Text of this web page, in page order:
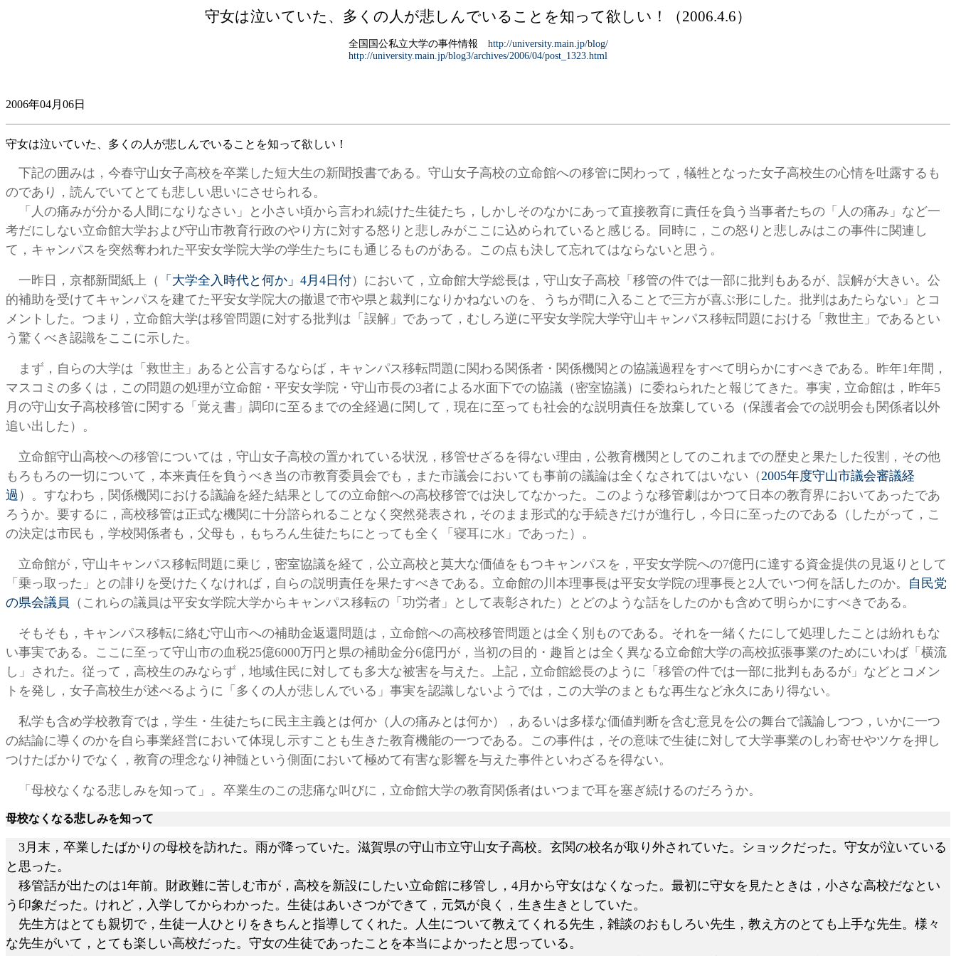
守女は泣いていた、多くの人が悲しんでいることを知って欲しい！（2006.4.6）
全国国公私立大学の事件情報 http://university.main.jp/blog/
http://university.main.jp/blog3/archives/2006/04/post_1323.html
2006年04月06日
守女は泣いていた、多くの人が悲しんでいることを知って欲しい！
下記の囲みは，今春守山女子高校を卒業した短大生の新聞投書である。守山女子高校の立命館への移管に関わって，犠牲となった女子高校生の心情を吐露するも
のであり，読んでいてとても悲しい思いにさせられる。
「人の痛みが分かる人間になりなさい」と小さい頃から言われ続けた生徒たち，しかしそのなかにあって直接教育に責任を負う当事者たちの「人の痛み」など一
考だにしない立命館大学および守山市教育行政のやり方に対する怒りと悲しみがここに込められていると感じる。同時に，この怒りと悲しみはこの事件に関連し
て，キャンパスを突然奪われた平安女学院大学の学生たちにも通じるものがある。この点も決して忘れてはならないと思う。
一昨日，京都新聞紙上（ 「大学全入時代と何か」4月4日付）において，立命館大学総長は，守山女子高校「移管の件では一部に批判もあるが、誤解が大きい。公
的補助を受けてキャンパスを建てた平安女学院大の撤退で市や県と裁判になりかねないのを、うちが間に入ることで三方が喜ぶ形にした。批判はあたらない」とコ
メントした。つまり，立命館大学は移管問題に対する批判は「誤解」であって，むしろ逆に平安女学院大学守山キャンパス移転問題における「救世主」であるとい
う驚くべき認識をここに示した。
まず，自らの大学は「救世主」あると公言するならば，キャンパス移転問題に関わる関係者・関係機関との協議過程をすべて明らかにすべきである。昨年1年間，
マスコミの多くは，この問題の処理が立命館・平安女学院・守山市長の3者による水面下での協議（密室協議）に委ねられたと報じてきた。事実，立命館は，昨年5
月の守山女子高校移管に関する「覚え書」調印に至るまでの全経過に関して，現在に至っても社会的な説明責任を放棄している（保護者会での説明会も関係者以外
追い出した）。
立命館守山高校への移管については，守山女子高校の置かれている状況，移管せざるを得ない理由，公教育機関としてのこれまでの歴史と果たした役割，その他
もろもろの一切について，本来責任を負うべき当の市教育委員会でも，また市議会においても事前の議論は全くなされてはいない（2005年度守山市議会審議経
過 ）。すなわち，関係機関における議論を経た結果としての立命館への高校移管では決してなかった。このような移管劇はかつて日本の教育界においてあったであ
ろうか。要するに，高校移管は正式な機関に十分諮られることなく突然発表され，そのまま形式的な手続きだけが進行し，今日に至ったのである（したがって，こ
の決定は市民も，学校関係者も，父母も，もちろん生徒たちにとっても全く「寝耳に水」であった）。
立命館が，守山キャンパス移転問題に乗じ，密室協議を経て，公立高校と莫大な価値をもつキャンパスを，平安女学院への7億円に達する資金提供の見返りとして
「乗っ取った」との誹りを受けたくなければ，自らの説明責任を果たすべきである。立命館の川本理事長は平安女学院の理事長と2人でいつ何を話したのか。 自民党
の県会議員 （これらの議員は平安女学院大学からキャンパス移転の「功労者」として表彰された）とどのような話をしたのかも含めて明らかにすべきである。
そもそも，キャンパス移転に絡む守山市への補助金返還問題は，立命館への高校移管問題とは全く別ものである。それを一緒くたにして処理したことは紛れもな
い事実である。ここに至って守山市の血税25億6000万円と県の補助金分6億円が，当初の目的・趣旨とは全く異なる立命館大学の高校拡張事業のためにいわば「横流
し」された。従って，高校生のみならず，地域住民に対しても多大な被害を与えた。上記，立命館総長のように「移管の件では一部に批判もあるが」などとコメン
トを発し，女子高校生が述べるように「多くの人が悲しんでいる」事実を認識しないようでは，この大学のまともな再生など永久にあり得ない。
私学も含め学校教育では，学生・生徒たちに民主主義とは何か（人の痛みとは何か），あるいは多様な価値判断を含む意見を公の舞台で議論しつつ，いかに一つ
の結論に導くのかを自ら事業経営において体現し示すことも生きた教育機能の一つである。この事件は，その意味で生徒に対して大学事業のしわ寄せやツケを押し
つけたばかりでなく，教育の理念なり神髄という側面において極めて有害な影響を与えた事件といわざるを得ない。
「母校なくなる悲しみを知って」。卒業生のこの悲痛な叫びに，立命館大学の教育関係者はいつまで耳を塞ぎ続けるのだろうか。
母校なくなる悲しみを知って
3月末，卒業したばかりの母校を訪れた。雨が降っていた。滋賀県の守山市立守山女子高校。玄関の校名が取り外されていた。ショックだった。守女が泣いている
と思った。
移管話が出たのは1年前。財政難に苦しむ市が，高校を新設にしたい立命館に移管し，4月から守女はなくなった。最初に守女を見たときは，小さな高校だなとい
う印象だった。けれど，入学してからわかった。生徒はあいさつができて，元気が良く，生き生きとしていた。
先生方はとても親切で，生徒一人ひとりをきちんと指導してくれた。人生について教えてくれる先生，雑談のおもしろい先生，教え方のとても上手な先生。様々
な先生がいて，とても楽しい高校だった。守女の生徒であったことを本当によかったと思っている。